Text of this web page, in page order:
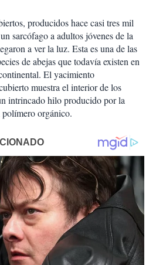
producidos hace casi tres mil
sarcófago a adultos jóvenes de la
a ver la luz. Esta es una de las
de abejas que todavía existen en
El yacimiento
muestra el interior de los
intrincado hilo producido por la
orgánico.